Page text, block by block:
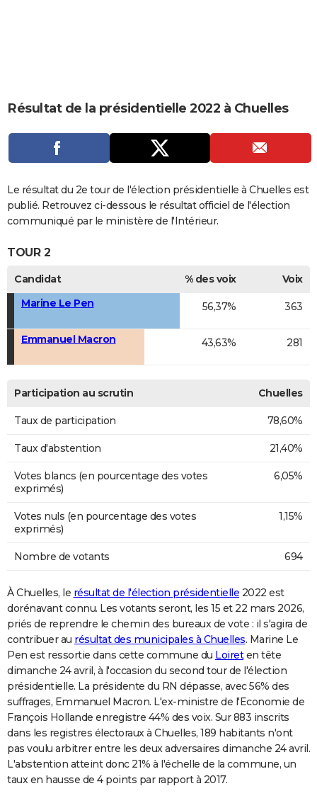
CARTE DE VOEUX
DICTIONNAIRE
Dictionnaire
Biographies
Expressions
Proverbes
PROGRAMME TV
COPAINS D'AVANT
Se connecter
Collèges
Universités
Entreprises
Service militaire
Avis de recherche
AVIS DE DÉCÈS
FORUM
Bricolage
Culture
Television
Voyage
Résultat de la présidentielle 2022 à Chuelles
Le résultat du 2e tour de l'élection présidentielle à Chuelles est
publié. Retrouvez ci-dessous le résultat officiel de l'élection
communiqué par le ministère de l'Intérieur.
TOUR 2
Candidat % des voix
Voix
Marine Le Pen
56,37% 363
Emmanuel Macron 43,63% 281
Participation au scrutin Chuelles
Taux de participation 78,60%
Taux d'abstention 21,40%
Votes blancs (en pourcentage des votes
exprimés)
6,05%
Votes nuls (en pourcentage des votes
exprimés)
1,15%
Nombre de votants 694
À Chuelles, le résultat de l'élection présidentielle 2022 est
dorénavant connu. Les votants seront, les 15 et 22 mars 2026,
priés de reprendre le chemin des bureaux de vote : il s'agira de
contribuer au résultat des municipales à Chuelles. Marine Le
Pen est ressortie dans cette commune du Loireten tête
dimanche 24 avril, à l'occasion du second tour de l'élection
présidentielle. La présidente du RN dépasse, avec 56% des
suffrages, Emmanuel Macron. L'ex-ministre de l'Economie de
François Hollande enregistre 44% des voix. Sur 883 inscrits
dans les registres électoraux à Chuelles, 189 habitants n'ont
pas voulu arbitrer entre les deux adversaires dimanche 24 avril.
L'abstention atteint donc 21% à l'échelle de la commune, un
taux en hausse de 4 points par rapport à 2017.